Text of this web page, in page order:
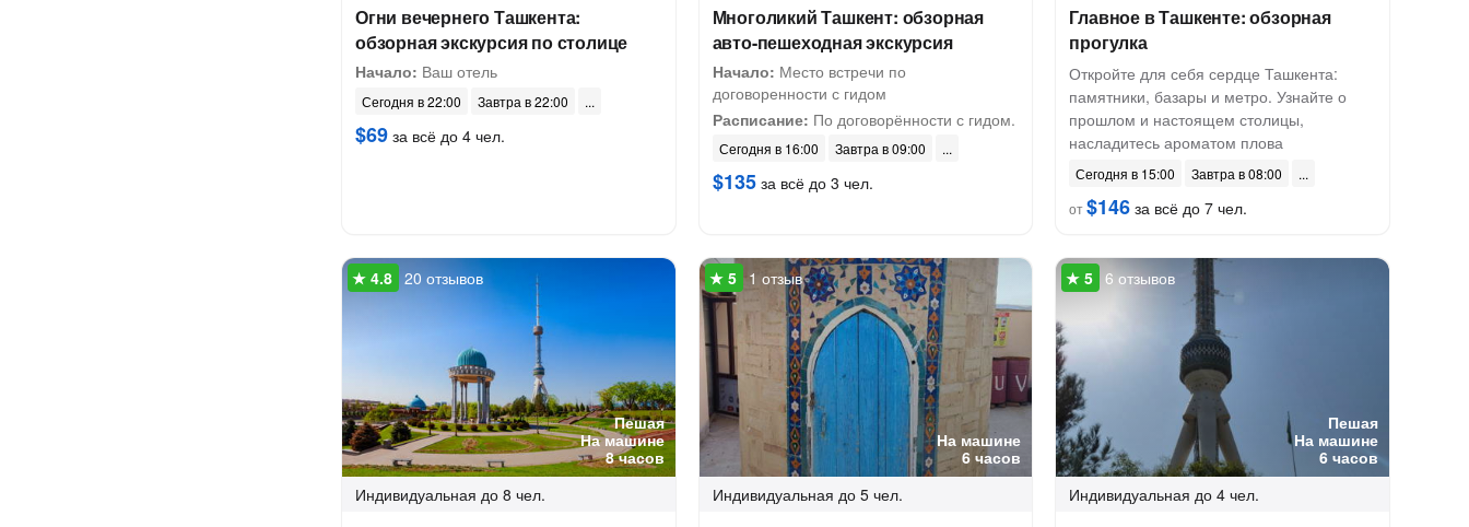
Огни вечернего Ташкента:
обзорная экскурсия по столице
Начало: Ваш отель
Сегодня в 22:00 Завтра в 22:00
$69 за всё до 4 чел.
Многоликий Ташкент: обзорная
авто-пешеходная экскурсия
Начало: Место встречи по
договоренности с гидом
Расписание: По договорённости с гидом.
Сегодня в 16:00 Завтра в 09:00
$135за всё до 3 чел.
Главное в Ташкенте: обзорная
прогулка
Откройте для себя сердце Ташкента:
памятники, базары и метро. Узнайте о
прошлом и настоящем столицы,
насладитесь ароматом плова
Сегодня в 15:00
Завтра в 08:00
от$146 за всё до 7 чел.
Пешая
На машине
8 часов
20 отзывов
Индивидуальная до 8 чел.
На машине
6 часов
1 отзыв
Индивидуальная до 5 чел.
Пешая
На машине
6 часов
6 отзывов
Индивидуальная до 4 чел.